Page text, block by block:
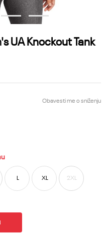
3 4
UA Knockout Tank
Obavesti me o sniženju
L XL 2XL